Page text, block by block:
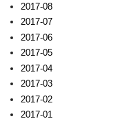
2017-08
2017-07
2017-06
2017-05
2017-04
2017-03
2017-02
2017-01